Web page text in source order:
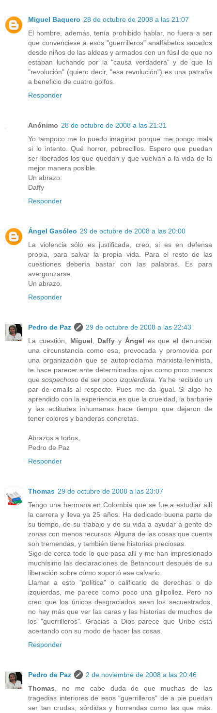
Miguel Baquero 28 de octubre de 2008 a las 21:07
El hombre, además, tenía prohibido hablar, no fuera a ser
que convenciese a esos "guerrilleros" analfabetos sacados
desde niños de las aldeas y armados con un fúsil de que no
estaban luchando por la "causa verdadera" y de que la
"revolución" (quiero decir, "esa revolución") es una patraña
a beneficio de cuatro golfos.
Responder
Anónimo 28 de octubre de 2008 a las 21:31
Yo tampoco me lo puedo imaginar porque me pongo mala
si lo intento. Qué horror, pobrecillos. Espero que puedan
ser liberados los que quedan y que vuelvan a la vida de la
mejor manera posible.
Un abrazo.
Daffy
Responder
Ángel Gasóleo 29 de octubre de 2008 a las 20:00
La violencia sólo es justificada, creo, si es en defensa
propia, para salvar la propia vida. Para el resto de las
cuestiones debería bastar con las palabras. Es para
avergonzarse.
Un abrazo.
Responder
Pedro de Paz
29 de octubre de 2008 a las 22:43
La cuestión, Miguel Daffy y Ángel es que el denunciar
una circunstancia como esa, provocada y promovida por
una organización que se autoproclama marxista-leninista,
te hace parecer ante determinados ojos como poco menos
quesospechoso de ser poco izquierdista . Ya he recibido un
par de emails al respecto. Pues me da igual. Si algo he
aprendido con la experiencia es que la crueldad, la barbarie
y las actitudes inhumanas hace tiempo que dejaron de
tener colores y banderas concretas.
Abrazos a todos,
Pedro de Paz
Responder
Thomas 29 de octubre de 2008 a las 23:07
Tengo una hermana en Colombia que se fue a estudiar allí
la carrera y lleva ya 25 años. Ha dedicado buena parte de
su tiempo, de su trabajo y de su vida a ayudar a gente de
zonas con menos recursos. Alguna de las cosas que cuenta
son tremendas, y también tiene historias preciosas.
Sigo de cerca todo lo que pasa allí y me han impresionado
muchísimo las declaraciones de Betancourt después de su
liberación sobre cómo soportó ese calvario.
Llamar a esto "política" o calificarlo de derechas o de
izquierdas, me parece como poco una gilipollez. Pero no
creo que los únicos desgraciados sean los secuestrados,
no hay más que ver las caras y las historias de muchos de
los "guerrilleros". Gracias a Dios parece que Uribe está
acertando con su modo de hacer las cosas.
Responder
Pedro de Paz
2 de noviembre de 2008 a las 20:46
Thomas , no me cabe duda de que muchas de las
tragedias interiores de esos "guerrilleros" de a pie puedan
ser tan crudas, sórdidas y horrendas como las que más.